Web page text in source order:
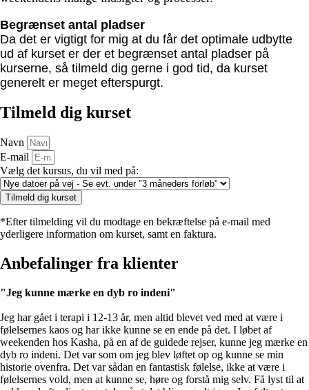
Begrænset antal pladser
Da det er vigtigt for mig at du får det optimale udbytte
ud af kurset er der et begrænset antal pladser på
kurserne, så tilmeld dig gerne i god tid, da kurset
generelt er meget efterspurgt.
Tilmeld dig kurset
Navn
E-mail
Vælg det kursus, du vil med på:
Tilmeld dig kurset
*Efter tilmelding vil du modtage en bekræftelse på e-mail med
yderligere information om kurset, samt en faktura.
Anbefalinger fra klienter
"Jeg kunne mærke en dyb ro indeni"
Jeg har gået i terapi i 12-13 år, men altid blevet ved med at være i
følelsernes kaos og har ikke kunne se en ende på det. I løbet af
weekenden hos Kasha, på en af de guidede rejser, kunne jeg mærke en
dyb ro indeni. Det var som om jeg blev løftet op og kunne se min
historie ovenfra. Det var sådan en fantastisk følelse, ikke at være i
følelsernes vold, men at kunne se, høre og forstå mig selv. Få lyst til at